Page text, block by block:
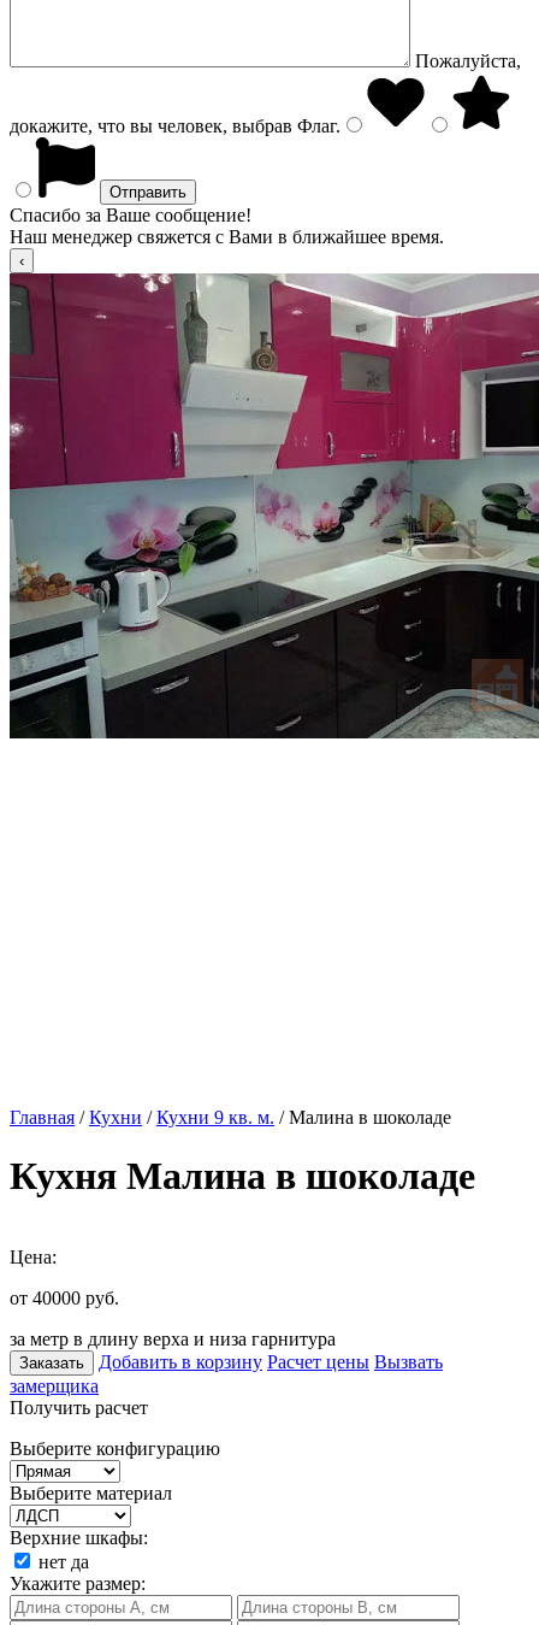
Пожалуйста,
докажите, что вы человек, выбрав Флаг.
Спасибо за Ваше сообщение!
Наш менеджер свяжется с Вами в ближайшее время.
Главная /Кухни /Кухни 9 кв. м. / Малина в шоколаде
Кухня Малина в шоколаде
Цена:
от 40000 руб.
за метр в длину верха и низа гарнитура
Заказать Добавить в корзину Расчет цены Вызвать
замерщика
Получить расчет
Выберите конфигурацию
Выберите материал
Верхние шкафы:
нет да
Укажите размер: